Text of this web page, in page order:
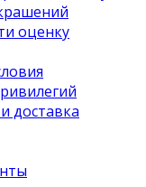
оценку
доставка